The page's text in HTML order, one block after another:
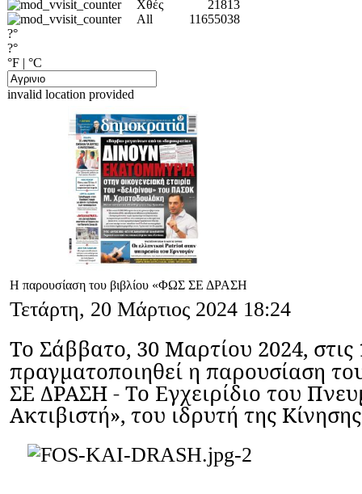
Χθές
21813
All
11655038
?°
?°
°F | °C
invalid location provided
H παρουσίαση του βιβλίου «ΦΩΣ ΣΕ ΔΡΑΣΗ
Τετάρτη, 20 Μάρτιος 2024 18:24
To Σάββατο, 30 Μαρτίου 2024, στις
πραγματοποιηθεί η παρουσίαση
ΣΕ ΔΡΑΣΗ - Το Εγχειρίδιο του
Ακτιβιστή», του ιδρυτή της